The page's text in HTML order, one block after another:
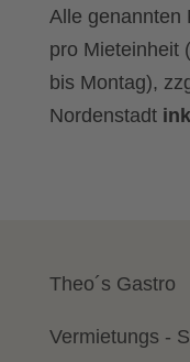
Alle genannten
pro Mieteinheit
bis Montag),
Nordenstadt
Theo´s Gastro
Vermietungs -